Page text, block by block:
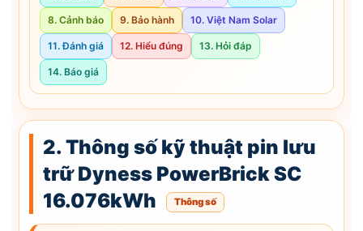
8. Cảnh báo 9. Bảo hành 10. Việt Nam Solar
11. Đánh giá 12. Hiểu đúng 13. Hỏi đáp
14. Báo giá
2. Thông số kỹ thuật pin lưu
trữ Dyness PowerBrick SC
16.076kWh
Thông số